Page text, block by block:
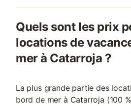
Quels sont les prix
locations de
mer à Catarroja ?
La plus grande partie des
bord de mer à Catarroja (100